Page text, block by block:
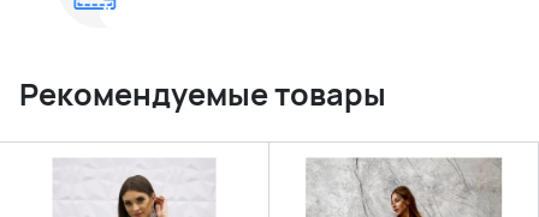
Рекомендуемые товары